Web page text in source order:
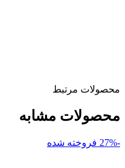
محصولات مرتبط
محصولات مشابه
-27% فروخته شده